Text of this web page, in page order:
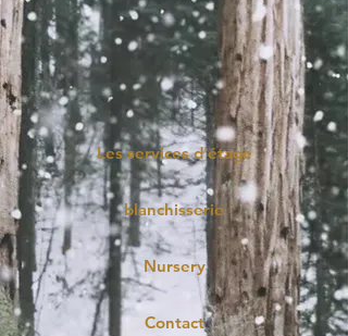
Les services d'étage
blanchisserie
Nursery
Contact